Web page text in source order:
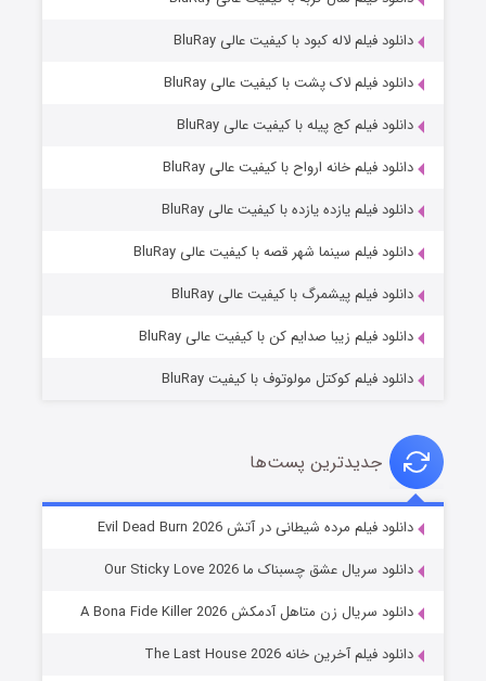
شوهر
دانلود فیلم لاله کبود با کیفیت عالی BluRay
دانلود فیلم لاک پشت با کیفیت عالی BluRay
دانلود فیلم کج‌ پیله با کیفیت عالی BluRay
دانلود فیلم خانه ارواح با کیفیت عالی BluRay
دانلود فیلم یازده یازده با کیفیت عالی BluRay
دانلود فیلم سینما شهر قصه با کیفیت عالی BluRay
دانلود فیلم پیشمرگ با کیفیت عالی BluRay
دانلود فیلم زیبا صدایم کن با کیفیت عالی BluRay
دانلود فیلم کوکتل مولوتوف با کیفیت BluRay
جدیدترین پست‌ها
دانلود فیلم مرده شیطانی در آتش Evil Dead Burn 2026
دانلود سریال عشق چسبناک ما Our Sticky Love 2026
دانلود سریال زن متاهل آدمکش A Bona Fide Killer 2026
دانلود فیلم آخرین خانه The Last House 2026